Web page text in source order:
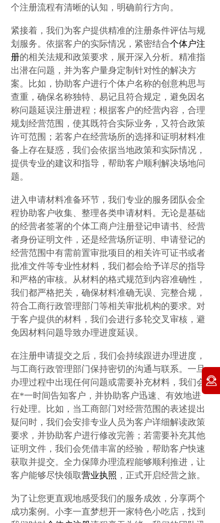
个注册流程有清晰的认知，明确前行方向。
紧接着，我们为客户提供精准的注册条件评估与规
划服务。依据客户的实际情况，紧密结合个体户注
册的相关法规和政策要求，展开深入分析。精准指
出潜在问题，并为客户量身定制针对性的解决方
案。比如，协助客户进行个体户名称的创意构思与
查重，确保名称独特、易记且符合规定，避免因名
称问题延误注册进程；根据客户的经营内容，合理
规划经营范围，使其既符合实际业务，又符合政策
许可范围；若客户在经营场所的选择和证明材料准
备上存在疑惑，我们会依据当地政策和实际情况，
提供专业的建议和指导，帮助客户顺利解决场地问
题。
进入申请材料准备环节，我们专业的服务团队会全
程协助客户收集、整理各类申请材料。无论是基础
的经营者签署的个体工商户注册登记申请书、经营
者身份证明文件，还是经营场所证明、申请登记的
经营范围中有需前置审批项目的相关许可证书或者
批准文件等专业性材料，我们都会给予详尽的指导
和严格的审核。从材料的格式规范到内容准确性，
我们都严格把关，确保材料准确无误、完整合规，
符合工商行政管理部门等相关审批机构的要求。对
于客户提供的材料，我们会进行多轮交叉审核，避
免因材料问题导致办理进度延误。
在注册申请提交之后，我们会持续跟进办理进度，
与工商行政管理部门保持密切的沟通与联系。一旦
办理过程中出现任何问题或需要补充材料，我们会
在*一时间告知客户，并协助客户迅速、有效地进
行处理。比如，当工商部门对经营范围的表述提出
疑问时，我们会安排专业人员为客户详细解读政策
要求，并协助客户进行修改完善；若需要补充其他
证明文件，我们会凭借丰富的经验，帮助客户快速
获取并提交。全力保障办理流程能够顺利推进，让
客户能够尽快领取营业执照 ，正式开启经营之旅。
为了让您更直观地感受我们的服务成效，分享两个
成功案例。小李一直梦想开一家特色小吃店，找到